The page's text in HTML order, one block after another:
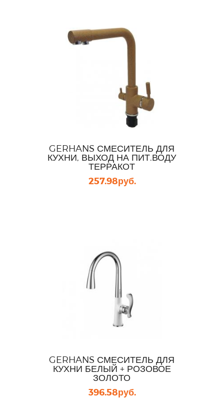
GERHANS СМЕСИТЕЛЬ ДЛЯ
КУХНИ, ВЫХОД НА ПИТ.ВОДУ
ТЕРРАКОТ
257.98руб.
GERHANS СМЕСИТЕЛЬ ДЛЯ
КУХНИ БЕЛЫЙ + РОЗОВОЕ
ЗОЛОТО
396.58руб.